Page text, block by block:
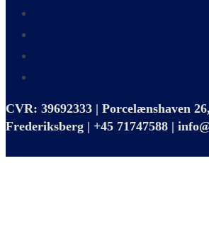
CVR: 39692333 | Porcelænshaven
Frederiksberg | +45 71747588 |